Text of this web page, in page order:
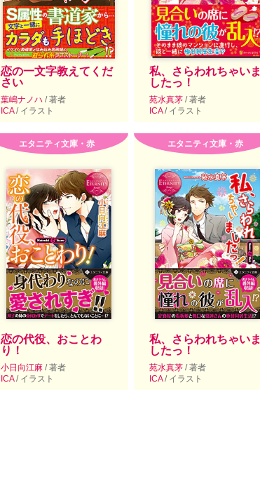
恋の一文字教えてくだ
さい
葉嶋ナノハ / 著者
ICA/ イラスト
私、さらわれちゃいま
したっ！
苑水真茅 / 著者
ICA/ イラスト
エタニティ文庫・赤
恋の代役、おことわ
り！
小日向江麻 / 著者
ICA/ イラスト
エタニティ文庫・赤
私、さらわれちゃいま
したっ！
苑水真茅 / 著者
ICA/ イラスト